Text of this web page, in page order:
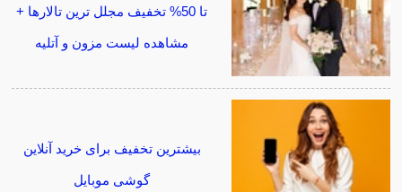
تا 50% تخفیف مجلل ترین تالارها +
مشاهده لیست مزون و آتلیه
بیشترین تخفیف برای خرید آنلاین
گوشی موبایل